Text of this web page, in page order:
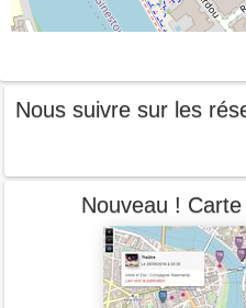
Nous suivre sur les
Nouveau !